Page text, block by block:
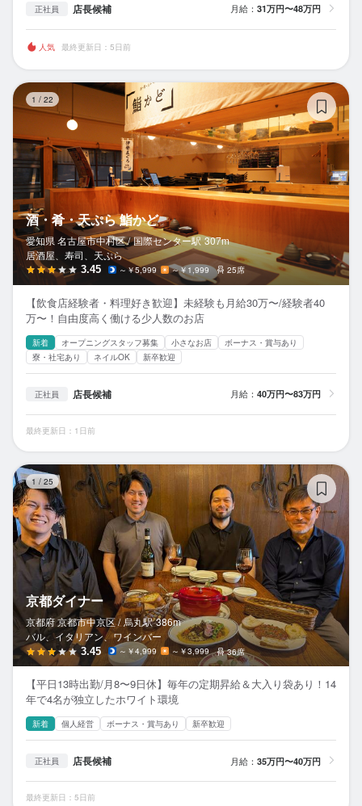
正社員 店長候補 月給： 31万円〜48万円
人気 最終更新日：5日前
1 / 22
酒・肴・天ぷら 鮨かど
愛知県 名古屋市中村区 / 国際センター駅 307m
居酒屋、寿司、天ぷら
3.45 ～￥5,999 ～￥1,999 25席
【飲食店経験者・料理好き歓迎】未経験も月給30万〜/経験者40
万〜！自由度高く働ける少人数のお店
新着 オープニングスタッフ募集 小さなお店
ボーナス・賞与あり
寮・社宅あり
ネイルOK 新卒歓迎
正社員 店長候補 月給： 40万円〜83万円
最終更新日：1日前
1/25
京都ダイナー
京都府 京都市中京区 / 烏丸駅 386m
バル、イタリアン、ワインバー
3.45 ～￥4,999 ～￥3,999 36席
【平日13時出勤/月8〜9日休】毎年の定期昇給＆大入り袋あり！14
年で4名が独立したホワイト環境
新着 個人経営 ボーナス・賞与あり 新卒歓迎
正社員 店長候補 月給： 35万円〜40万円
最終更新日：5日前